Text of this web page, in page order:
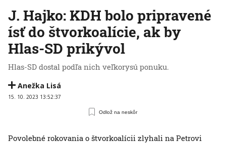
J. Hajko: KDH bolo pripravené
ísť do štvorkoalície, ak by
Hlas-SD prikývol
Hlas-SD dostal podľa nich veľkorysú ponuku.
Anežka Lisá
15. 10. 2023 13:52:37
Odlož na neskôr
Povolebné rokovania o štvorkoalícii zlyhali na Petrovi